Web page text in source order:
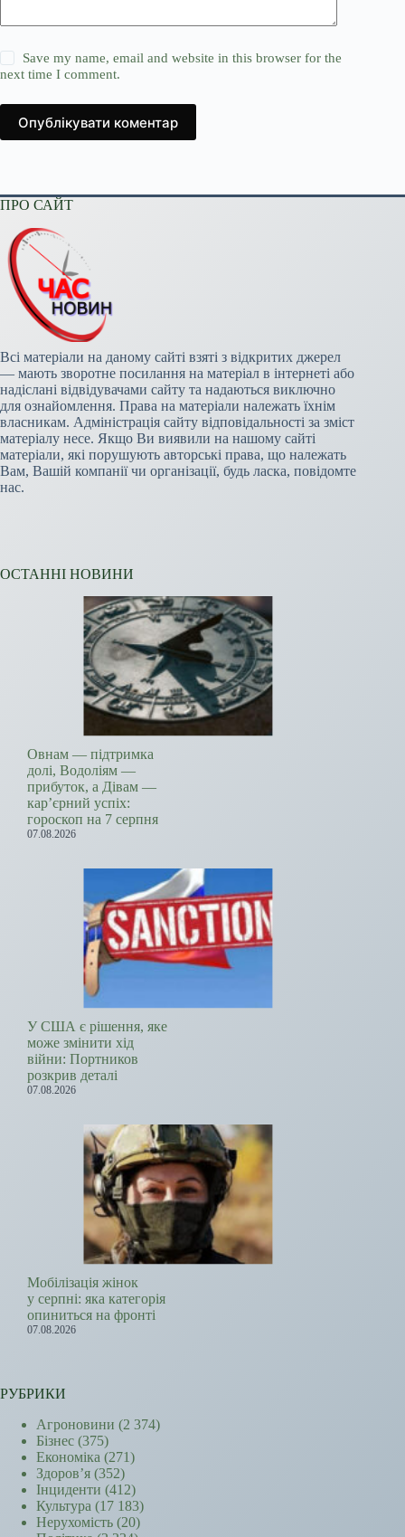
Save my name, email and website in this browser for the
next time I comment.
Опублікувати коментар
ПРО САЙТ
Всі матеріали на даному сайті взяті з відкритих джерел
— мають зворотне посилання на матеріал в інтернеті або
надіслані відвідувачами сайту та надаються виключно
для ознайомлення. Права на матеріали належать їхнім
власникам. Адміністрація сайту відповідальності за зміст
матеріалу несе. Якщо Ви виявили на нашому сайті
матеріали, які порушують авторські права, що належать
Вам, Вашій компанії чи організації, будь ласка, повідомте
нас.
ОСТАННІ НОВИНИ
Овнам — підтримка
долі, Водоліям —
прибуток, а Дівам —
кар’єрний успіх:
гороскоп на 7 серпня
07.08.2026
У США є рішення, яке
може змінити хід
війни: Портников
розкрив деталі
07.08.2026
Мобілізація жінок
у серпні: яка категорія
опиниться на фронті
07.08.2026
РУБРИКИ
Агроновини (2 374)
Бізнес (375)
Економіка (271)
Здоров’я (352)
Інциденти (412)
Культура (17 183)
Нерухомість (20)